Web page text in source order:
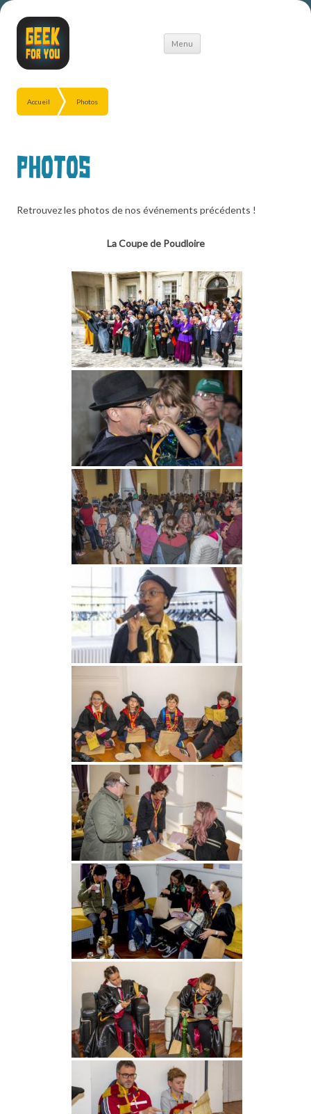
Menu
Aller
Accueil Photos
Photos
Retrouvez les photos de nos événements précédents !
La Coupe de Poudloire